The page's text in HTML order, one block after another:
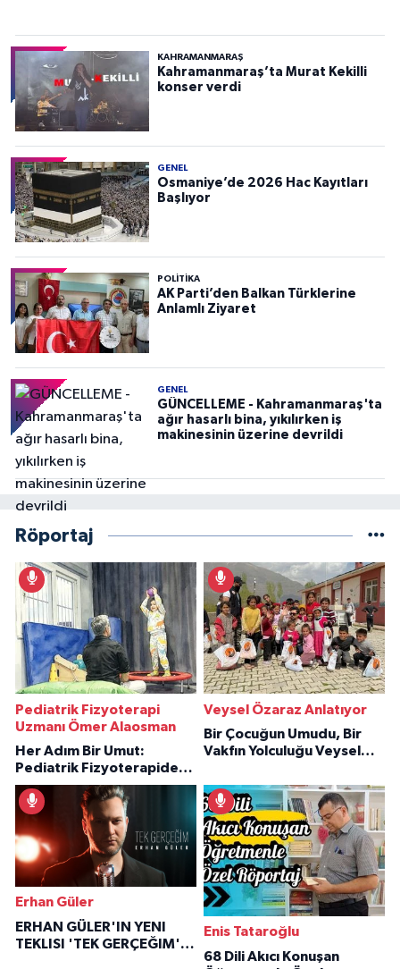
KAHRAMANMARAŞ
Kahramanmaraş’ta Murat Kekilli
konser verdi
GENEL
Osmaniye’de 2026 Hac Kayıtları
Başlıyor
POLITIKA
AK Parti’den Balkan Türklerine
Anlamlı Ziyaret
GENEL
GÜNCELLEME - Kahramanmaraş'ta
ağır hasarlı bina, yıkılırken iş
makinesinin üzerine devrildi
Röportaj
Pediatrik Fizyoterapi
Uzmanı Ömer Alaosman
Her Adım Bir Umut:
Pediatrik Fizyoterapiden
İlham Veren Hikâyeler
Veysel Özaraz Anlatıyor
Bir Çocuğun Umudu, Bir
Vakfın Yolculuğu Veysel
Erhan Güler
ERHAN GÜLER'IN YENI
TEKLISI 'TEK GERÇEĞIM'LE
Enis Tataroğlu
68 Dili Akıcı Konuşan